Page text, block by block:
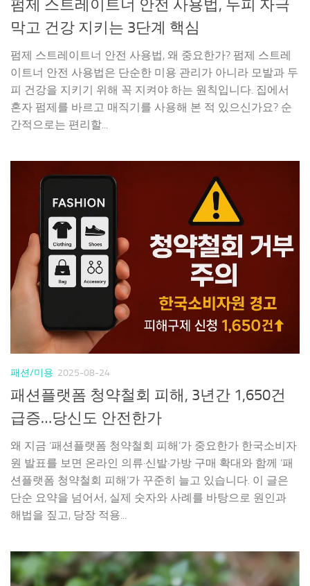
펌제 스트레이트너 안전 사용법, 두피 자극
막고 건강 지키는 3단계 핵심
펌제 스트레이트너 안전 사용법, 왜 중요한가? 펌제 스트레
이트너 안전 사용법은 단순한 미용 관리가 아니라 모발과 두
피 건강을 지키기 위해 꼭 지켜야 하는 원칙입니다. 집에서
혼자 펌제를 바르고 매직기를 사용해 본 적 있으신가요? 순
간적으로는 편리할...
패션/미용 2025-08-24
패션플랫폼 청약철회 피해, 3년간 1,650건
급증…당신도 안전한가
왜 지금 ‘패션플랫폼 청약철회 피해’가 중요한가 한국소비자
원 발표를 보면 온라인 의류·신발·가방 구매 확대와 함께 ‘패
션플랫폼 청약철회 피해’가 꾸준히 늘고 있습니다. 이 글은
단순 요약을 넘어서, 실제 숫자와 사례를 바탕으로 원인과
해법을 짚고, 당장 적용...